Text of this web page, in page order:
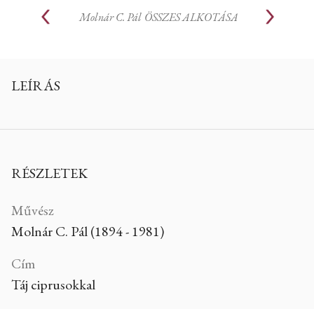
Molnár C. Pál ÖSSZES ALKOTÁSA
LEÍRÁS
RÉSZLETEK
Művész
Molnár C. Pál (1894 - 1981)
Cím
Táj ciprusokkal